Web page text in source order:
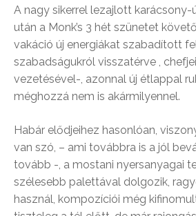
A nagy sikerrel lezajlott karácsony-
után a Monk’s 3 hét szünetet
vakáció új energiákat szabadított
szabadságukról visszatérve ,
vezetésével-, azonnal új étlappal
méghozzá nem is akármilyennel.
Habár elődjeihez hasonlóan,
van szó, – ami továbbra is a jól
tovább -, a mostani nyersanyagai
szélesebb palettával dolgozik,
használ, kompozíciói még